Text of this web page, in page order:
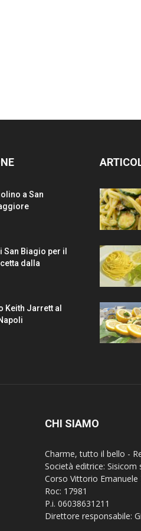
a San
San Biagio per il
dalla
Keith Jarrett al
CHI SIAMO
Charme, tutto il bello -
Società editrice: Sisicom
Corso Vittorio
Roc: 17981
P.i. 06038631211
Direttore responsabile: